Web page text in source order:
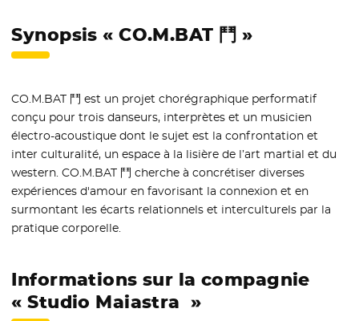
Synopsis « CO.M.BAT 鬥 »
CO.M.BAT 鬥 est un projet chorégraphique performatif
conçu pour trois danseurs, interprètes et un musicien
électro-acoustique dont le sujet est la confrontation et
inter culturalité, un espace à la lisière de l’art martial et du
western. CO.M.BAT 鬥 cherche à concrétiser diverses
expériences d'amour en favorisant la connexion et en
surmontant les écarts relationnels et interculturels par la
pratique corporelle.
Informations sur la compagnie
« Studio Maiastra »